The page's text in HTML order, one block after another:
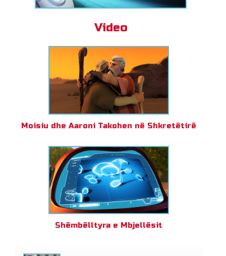
Video
Moisiu dhe Aaroni Takohen në Shkretëtirë
Shëmbëlltyra e Mbjellësit